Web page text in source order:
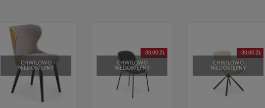
CHWILOWO
NIEDOSTĘPNY
-30,00 ZŁ
CHWILOWO
NIEDOSTĘPNY
-30,00 ZŁ
CHWILOWO
NIEDOSTĘPNY